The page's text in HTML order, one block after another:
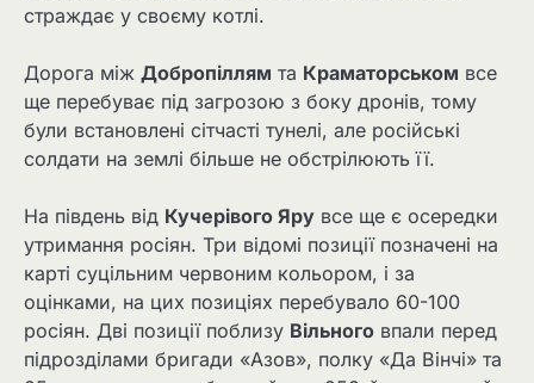
страждає у своєму котлі.
Дорога між Добропіллям та Краматорськом все
ще перебуває під загрозою з боку дронів, тому
були встановлені сітчасті тунелі, але російські
солдати на землі більше не обстрілюють її.
На південь від Кучерівого Яру все ще є осередки
утримання росіян. Три відомі позиції позначені на
карті суцільним червоним кольором, і за
оцінками, на цих позиціях перебувало 60-100
росіян. Дві позиції поблизу Вільного впали перед
підрозділами бригади «Азов», полку «Да Вінчі» та